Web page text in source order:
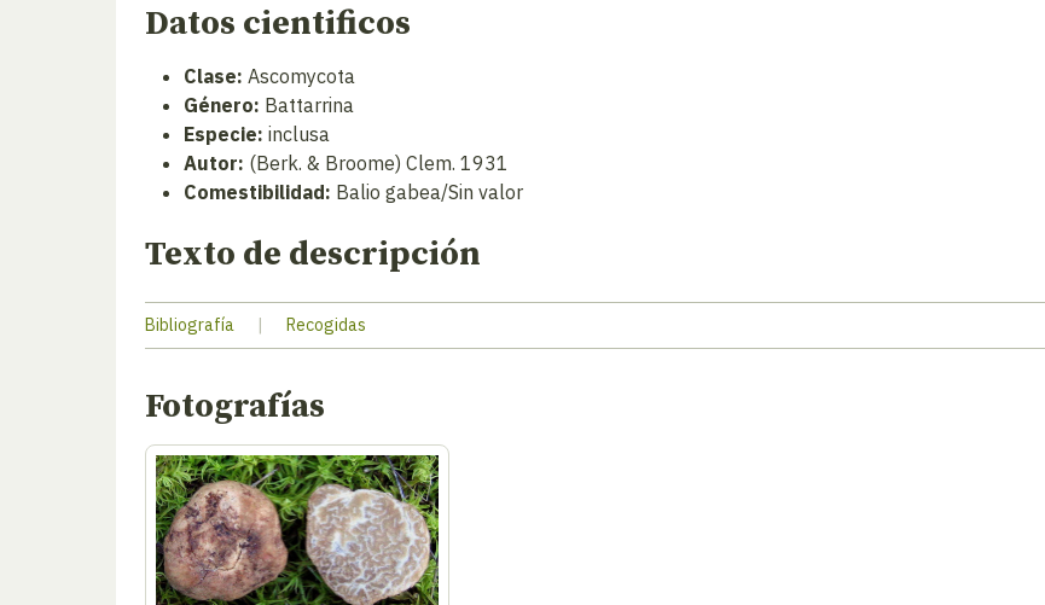
Datos cientificos
Clase: Ascomycota
Género: Battarrina
Especie: inclusa
Autor: (Berk. & Broome) Clem. 1931
Comestibilidad: Balio gabea/Sin valor
Texto de descripción
Bibliografía | Recogidas
Fotografías